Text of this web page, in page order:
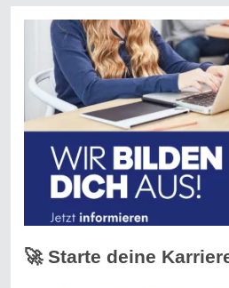
🚀 Starte deine